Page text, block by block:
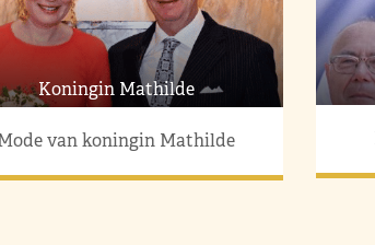
Koningin Mathilde
van koningin Mathilde